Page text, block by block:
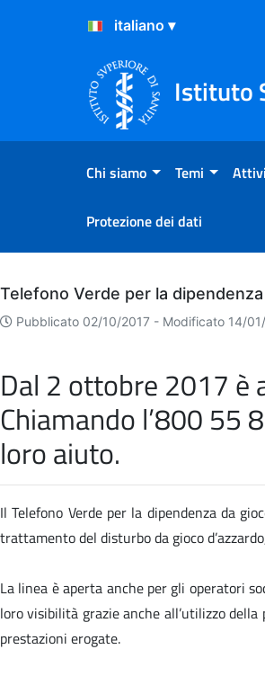
Salta al Contenuto
Salta al Footer
Istituto
Chi siamo Temi
Protezione dei dati
Archivio
Telefono Verde per la
Pubblicato 02/10/2017 - Modificato 14/
Dal 2 ottobre 2017 è
Chiamando l’800 55
loro aiuto.
Il Telefono Verde per la dipendenza da
trattamento del disturbo da gioco
La linea è aperta anche per gli operatori
loro visibilità grazie anche all’utilizzo
prestazioni erogate.